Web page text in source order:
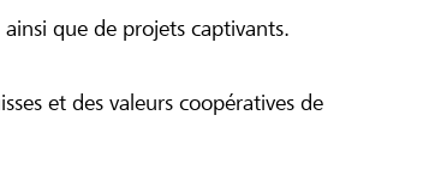
que de projets captivants.
et des valeurs coopératives de